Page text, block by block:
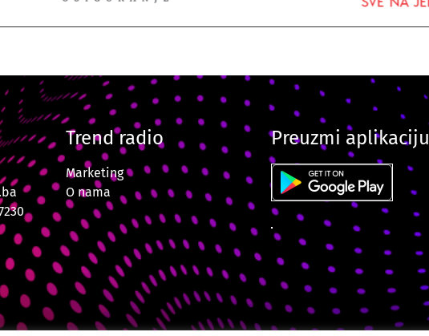
Trend radio
Marketing
O nama
Preuzmi aplikaciju